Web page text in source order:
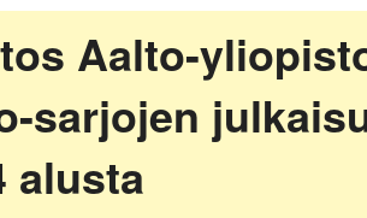
Aalto-
sarjojen
alusta